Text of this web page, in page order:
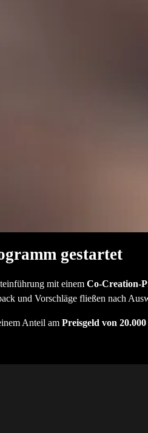
gestartet
mit einem Co-Creation-
und Vorschläge fließen nach
Anteil am Preisgeld von